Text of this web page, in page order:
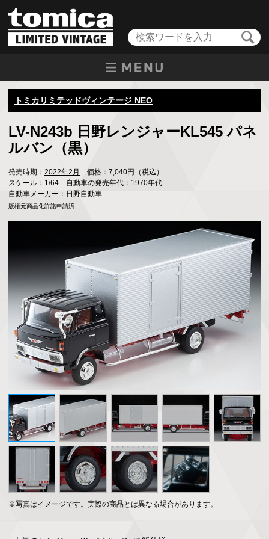
トミカリミテッドヴィンテージ NEO
LV-N243b 日野レンジャーKL545 パネ
ルバン（黒）
発売時期： 2022年2月
価格：7,040円（税込）
スケール： 1/64 自動車の発売年代： 1970年代
自動車メーカー： 日野自動車
版権元商品化許諾申請済
※写真はイメージです。実際の商品とは異なる場合があります。